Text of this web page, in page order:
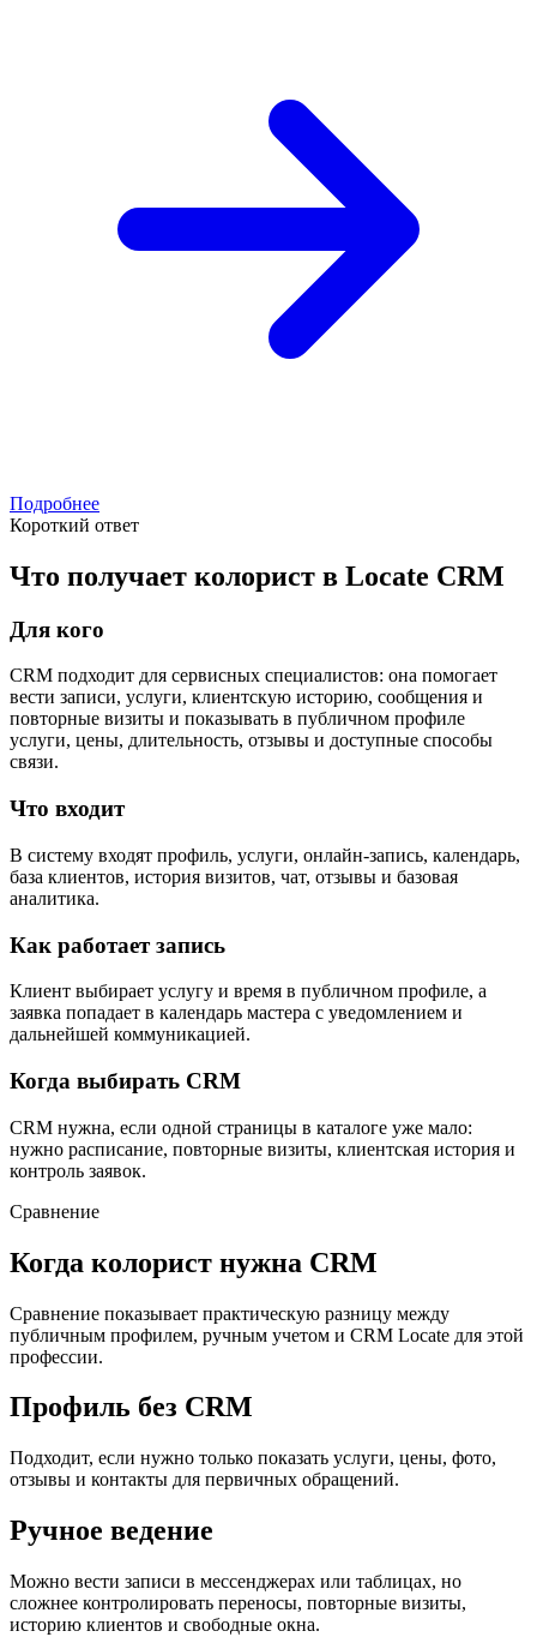
Подробнее
Короткий ответ
Что получает колорист в Locate CRM
Для кого
CRM подходит для сервисных специалистов: она помогает
вести записи, услуги, клиентскую историю, сообщения и
повторные визиты и показывать в публичном профиле
услуги, цены, длительность, отзывы и доступные способы
связи.
Что входит
В систему входят профиль, услуги, онлайн-запись, календарь,
база клиентов, история визитов, чат, отзывы и базовая
аналитика.
Как работает запись
Клиент выбирает услугу и время в публичном профиле, а
заявка попадает в календарь мастера с уведомлением и
дальнейшей коммуникацией.
Когда выбирать CRM
CRM нужна, если одной страницы в каталоге уже мало:
нужно расписание, повторные визиты, клиентская история и
контроль заявок.
Сравнение
Когда колорист нужна CRM
Сравнение показывает практическую разницу между
публичным профилем, ручным учетом и CRM Locate для этой
профессии.
Профиль без CRM
Подходит, если нужно только показать услуги, цены, фото,
отзывы и контакты для первичных обращений.
Ручное ведение
Можно вести записи в мессенджерах или таблицах, но
сложнее контролировать переносы, повторные визиты,
историю клиентов и свободные окна.